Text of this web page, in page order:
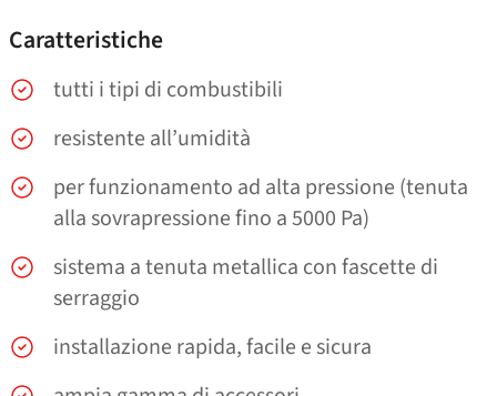
Caratteristiche
tutti i tipi di combustibili
resistente all’umidità
per funzionamento ad alta pressione (tenuta
alla sovrapressione fino a 5000 Pa)
sistema a tenuta metallica con fascette di
serraggio
installazione rapida, facile e sicura